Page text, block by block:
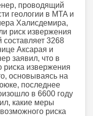
проводящий
геологии в MTA и
Халисдемира,
риск извержения
составляет 3268
Аксарая и
заявил, что в
риска извержения
основываясь на
последнее
в 6600 году
какие меры
риска